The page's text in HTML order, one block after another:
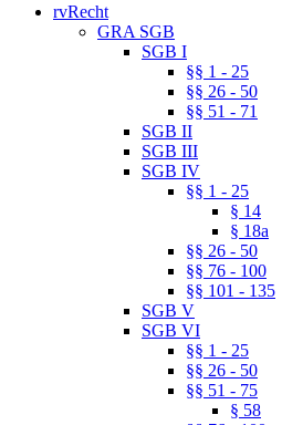
rvRecht
GRA SGB
SGB I
§§ 1 - 25
§§ 26 - 50
§§ 51 - 71
SGB II
SGB III
SGB IV
§§ 1 - 25
§ 14
§ 18a
§§ 26 - 50
§§ 76 - 100
§§ 101 - 135
SGB V
SGB VI
§§ 1 - 25
§§ 26 - 50
§§ 51 - 75
§ 58